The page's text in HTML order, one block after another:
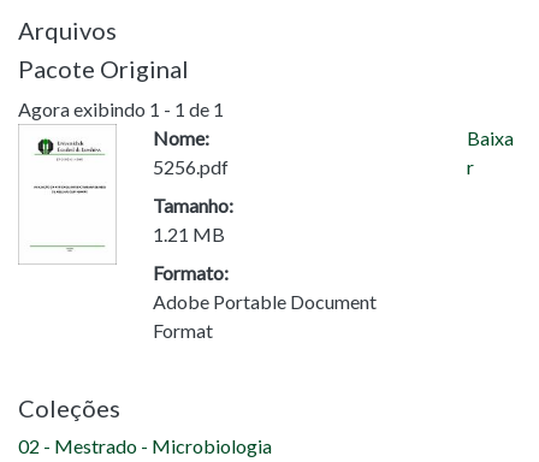
Arquivos
Pacote Original
Agora exibindo 1 - 1 de 1
Nome:
5256.pdf
Tamanho:
1.21 MB
Formato:
Adobe Portable Document
Format
Baixa
r
Coleções
02 - Mestrado - Microbiologia